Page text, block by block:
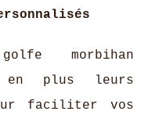
morbihan
en plus leurs
faciliter vos